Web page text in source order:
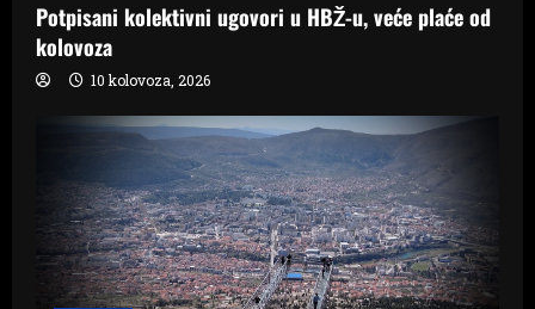
Potpisani kolektivni ugovori u HBŽ-u, veće plaće od
kolovoza
10 kolovoza, 2026